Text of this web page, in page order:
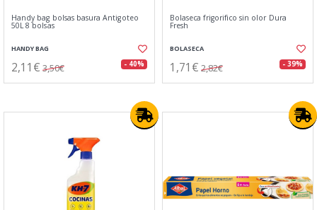
Handy bag bolsas basura Antigoteo
50L 8 bolsas
HANDY BAG
2,11€ 3,50€ - 40%
Bolaseca frigorifico sin olor Dura
Fresh
BOLASECA
1,71€ 2,82€ - 39%